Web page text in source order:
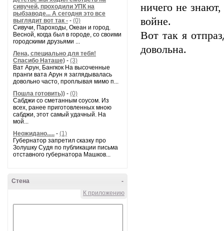
сивучей, проходили УПК на
рыбзаводе... А сегодня это все
выглядит вот так - - (0)
Сивучи, Пароходы, Океан и город.
Весной, когда был в городе, со своими
городскими друзьями ...
Лена, специально для тебя!
Спасибо Наташе) - (3)
Ват Арун, Бангкок На высоченные
пранги вата Арун я заглядывалась
довольно часто, проплывая мимо п...
Пошла готовить)) - (0)
Сабджи со сметанным соусом. Из
всех, ранее приготовленных мною
сабджи, этот самый удачный. На
мой...
Неожидано..... - (1)
Губернатор запретил сказку про
Золушку Судя по публикации письма
отставного губернатора Машков...
-
Стена
К приложению
ничего не
войне.
Вот так я
довольна.